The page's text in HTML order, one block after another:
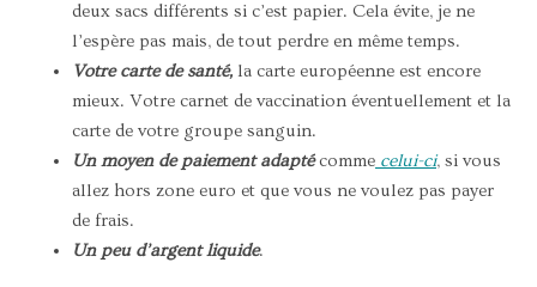
deux sacs différents si c’est papier. Cela évite, je ne
l’espère pas mais, de tout perdre en même temps.
Votre carte de santé, la carte européenne est encore
mieux. Votre carnet de vaccination éventuellement et la
carte de votre groupe sanguin.
Un moyen de paiement adaptécomme celui-ci, si vous
allez hors zone euro et que vous ne voulez pas payer
de frais.
Un peu d’argent liquide.